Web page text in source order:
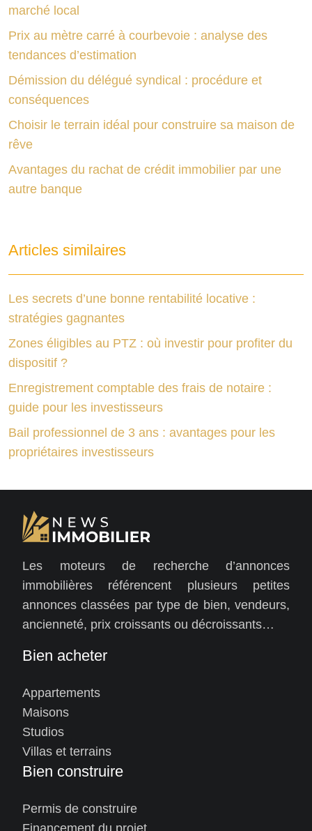
marché local
Prix au mètre carré à courbevoie : analyse des
tendances d’estimation
Démission du délégué syndical : procédure et
conséquences
Choisir le terrain idéal pour construire sa maison de
rêve
Avantages du rachat de crédit immobilier par une
autre banque
Articles similaires
Les secrets d’une bonne rentabilité locative :
stratégies gagnantes
Zones éligibles au PTZ : où investir pour profiter du
dispositif ?
Enregistrement comptable des frais de notaire :
guide pour les investisseurs
Bail professionnel de 3 ans : avantages pour les
propriétaires investisseurs
Les moteurs de recherche d’annonces
immobilières référencent plusieurs petites
annonces classées par type de bien, vendeurs,
ancienneté, prix croissants ou décroissants…
Bien acheter
Appartements
Maisons
Studios
Villas et terrains
Bien construire
Permis de construire